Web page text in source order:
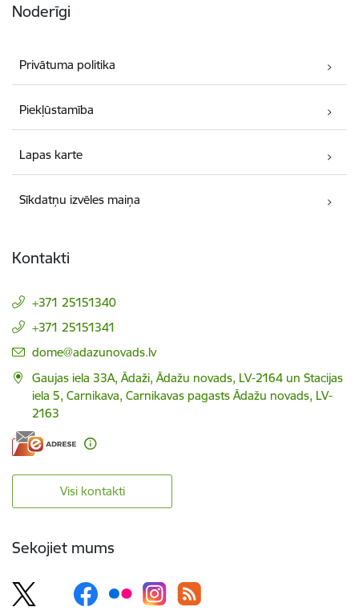
Noderīgi
Privātuma politika
Piekļūstamība
Lapas karte
Sīkdatņu izvēles maiņa
Kontakti
+371 25151340
+371 25151341
E-pasts:
dome@adazunovads.lv
Gaujas iela 33A, Ādaži, Ādažu novads, LV-2164 un Stacijas
iela 5, Carnikava, Carnikavas pagasts Ādažu novads, LV-
2163
Visi kontakti
Sekojiet mums